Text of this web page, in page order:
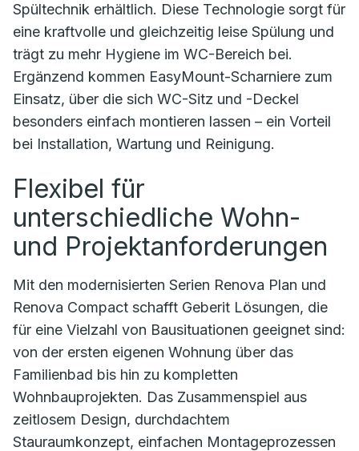
Spültechnik erhältlich. Diese Technologie sorgt für
eine kraftvolle und gleichzeitig leise Spülung und
trägt zu mehr Hygiene im WC-Bereich bei.
Ergänzend kommen EasyMount-Scharniere zum
Einsatz, über die sich WC-Sitz und -Deckel
besonders einfach montieren lassen – ein Vorteil
bei Installation, Wartung und Reinigung.
Flexibel für
unterschiedliche Wohn-
und Projektanforderungen
Mit den modernisierten Serien Renova Plan und
Renova Compact schafft Geberit Lösungen, die
für eine Vielzahl von Bausituationen geeignet sind:
von der ersten eigenen Wohnung über das
Familienbad bis hin zu kompletten
Wohnbauprojekten. Das Zusammenspiel aus
zeitlosem Design, durchdachtem
Stauraumkonzept, einfachen Montageprozessen